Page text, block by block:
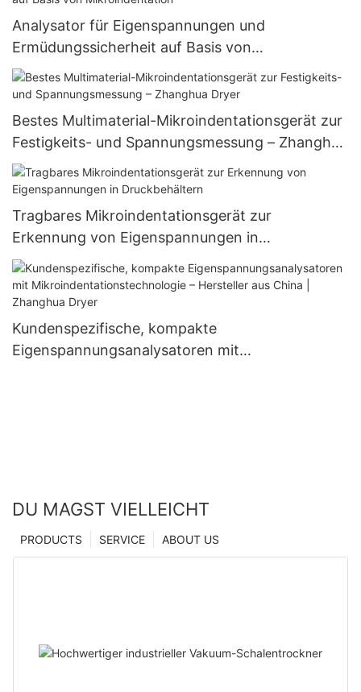
Analysator für Eigenspannungen und
Ermüdungssicherheit auf Basis von
Mikroindentation
Bestes Multimaterial-Mikroindentationsgerät zur
Festigkeits- und Spannungsmessung – Zhanghua
Dryer
Tragbares Mikroindentationsgerät zur
Erkennung von Eigenspannungen in
Druckbehältern
Kundenspezifische, kompakte
Eigenspannungsanalysatoren mit
DU MAGST VIELLEICHT
ABOUT US
SERVICE
PRODUCTS